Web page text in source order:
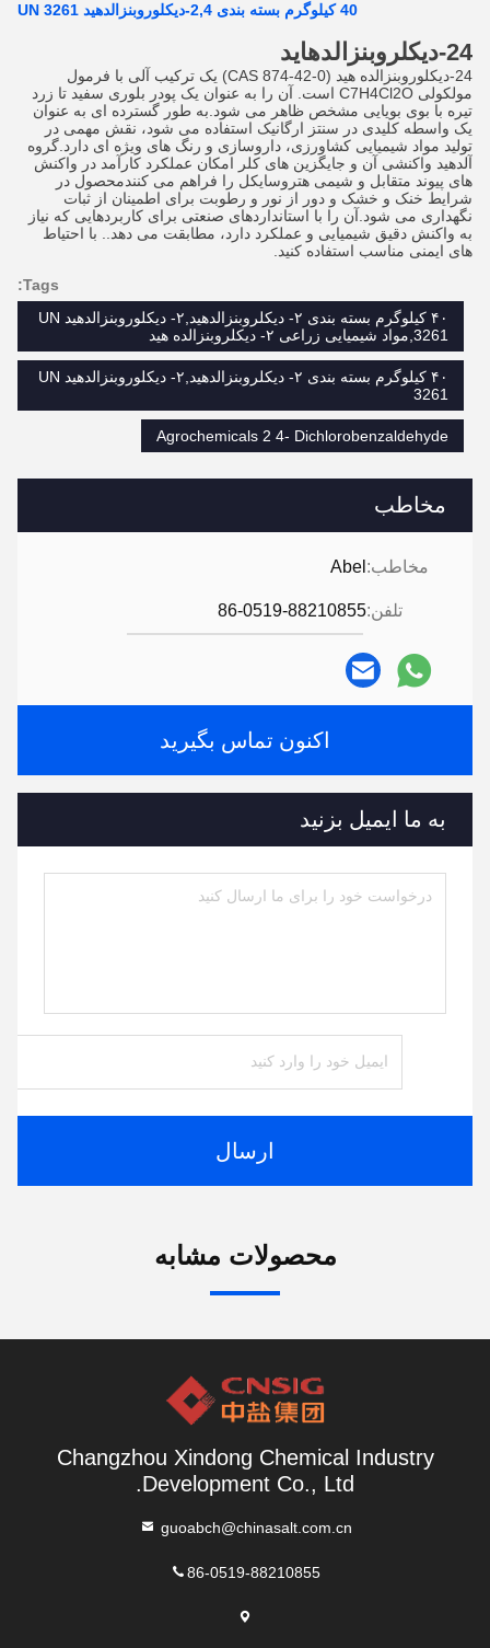
مخاطب
مخاطب: Abel
تلفن:86-0519-88210855
اکنون تماس بگیرید
به ما ایمیل بزنید
ارسال
40 کیلوگرم بسته بندی 2,4-دیکلوروبنزالدهید UN 3261
24-دیکلروبنزالدهاید
24-دیکلوروبنزالده هید (CAS 874-42-0) یک ترکیب آلی با فرمول
مولکولی C7H4Cl2O است. آن را به عنوان یک پودر بلوری سفید تا زرد
تیره با بوی بویایی مشخص ظاهر می شود.به طور گسترده ای به عنوان
یک واسطه کلیدی در سنتز ارگانیک استفاده می شود، نقش مهمی در
تولید مواد شیمیایی کشاورزی، داروسازی و رنگ های ویژه ای دارد.گروه
آلدهید واکنشی آن و جایگزین های کلر امکان عملکرد کارآمد در واکنش
های پیوند متقابل و شیمی هتروسایکل را فراهم می کنندمحصول در
شرایط خنک و خشک و دور از نور و رطوبت برای اطمینان از ثبات
نگهداری می شود.آن را با استانداردهای صنعتی برای کاربردهایی که نیاز
به واکنش دقیق شیمیایی و عملکرد دارد، مطابقت می دهد.. با احتیاط
های ایمنی مناسب استفاده کنید.
Tags:
۴۰ کیلوگرم بسته بندی ۲- دیکلروبنزالدهید,۲- دیکلوروبنزالدهید UN
3261,مواد شیمیایی زراعی ۲- دیکلروبنزالده هید
۴۰ کیلوگرم بسته بندی ۲- دیکلروبنزالدهید,۲- دیکلوروبنزالدهید UN
3261
Agrochemicals 2 4- Dichlorobenzaldehyde
محصولات مشابه
Changzhou Xindong Chemical Industry
Development Co., Ltd.
guoabch@chinasalt.com.cn
86-0519-88210855